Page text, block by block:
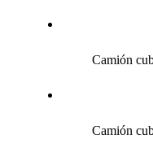
Camión
Camión